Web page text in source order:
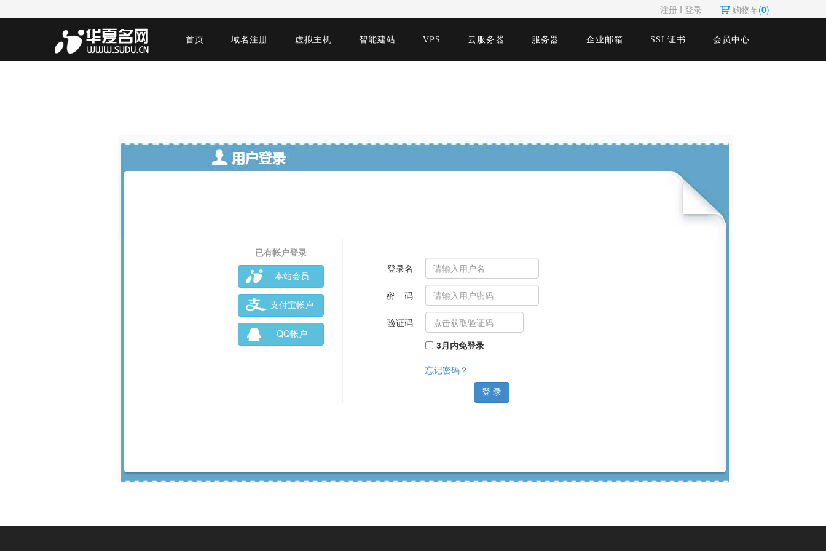
注册 Ι 登录 购物车(0)
首页 域名注册 虚拟主机 智能建站 VPS 云服务器 服务器 企业邮箱 SSL证书 会员中心
已有帐户登录
本站会员
支付宝帐户
QQ帐户
登录名
密 码
验证码
3月内免登录
忘记密码？